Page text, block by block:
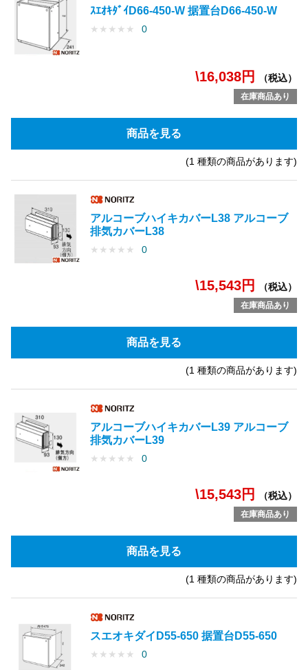
ｽｴｵｷﾀﾞｲD66-450-W 据置台D66-450-W
★ ★ ★ ★ ★ 0
\16,038円 （税込）
在庫商品あり
商品を見る
(1 種類の商品があります)
アルコーブハイキカバーL38 アルコーブ
排気カバーL38
★ ★ ★ ★ ★ 0
\15,543円 （税込）
在庫商品あり
商品を見る
(1 種類の商品があります)
アルコーブハイキカバーL39 アルコーブ
排気カバーL39
★ ★ ★ ★ ★ 0
\15,543円 （税込）
在庫商品あり
商品を見る
(1 種類の商品があります)
スエオキダイD55-650 据置台D55-650
★ ★ ★ ★ ★ 0